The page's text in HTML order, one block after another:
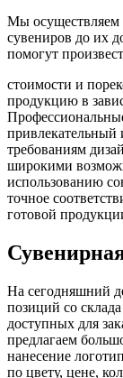
Мы осуществляем
сувениров до их
помогут
стоимости и
продукцию в
привлекательный
требованиям
широкими
использованию
точное
готовой
На сегодняшний
позиций со
доступных для
предлагаем
нанесение
по цвету, цене,